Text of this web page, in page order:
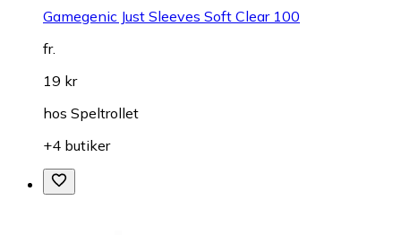
Gamegenic Just Sleeves Soft Clear 100
fr.
19 kr
hos Speltrollet
+4 butiker